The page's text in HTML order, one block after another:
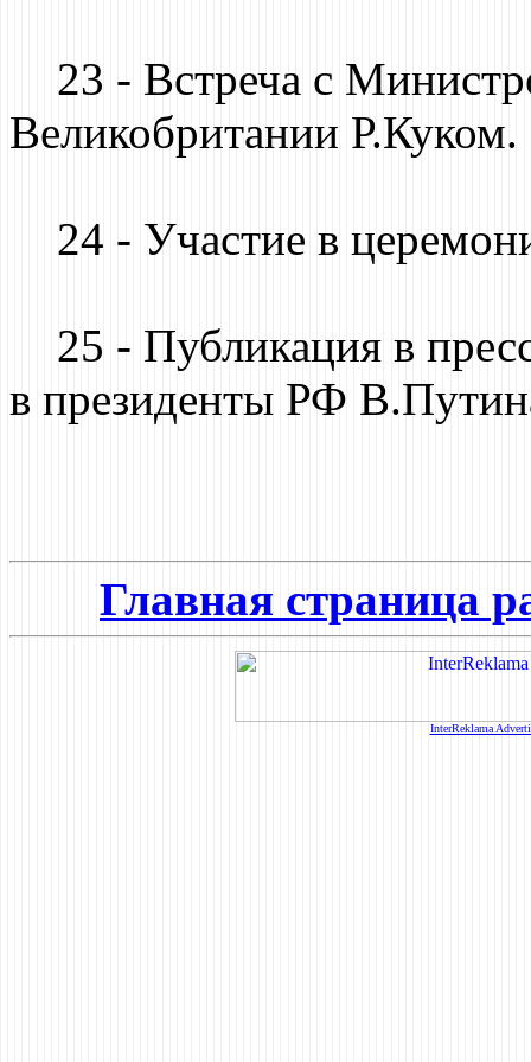
23 - Встреча с
Великобритании Р.Куком.
24 - Участие в
25 - Публикация в
в президенты РФ
Главная страница
InterReklama